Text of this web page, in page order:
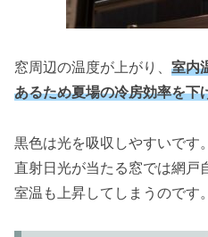
窓周辺の温度が上がり、 室内
あるため夏場の冷房効率を下
黒色は光を吸収しやすいです。
直射日光が当たる窓では網戸
室温も上昇してしまうのです。